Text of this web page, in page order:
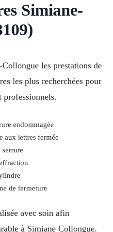
Simiane-
les prestations de
les plus recherchées pour
professionnels.
endommagée
aux lettres fermée
serrure
de fermeture
avec soin afin
à Simiane Collongue.